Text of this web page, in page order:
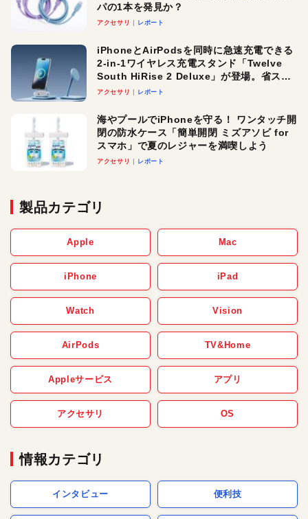
パの1本を発見か？
アクセサリ レポート
iPhoneとAirPodsを同時に急速充電できる
2-in-1ワイヤレス充電スタンド「Twelve
South HiRise 2 Deluxe」が登場。省スペ
ースでおしゃれに充電したい人にオスス
アクセサリ レポート
海やプールでiPhoneを守る！ ワンタッチ開
閉の防水ケース「簡単開閉 ミズアソビ for
スマホ」で夏のレジャーを満喫しよう
アクセサリ レポート
製品カテゴリ
Apple Mac
iPhone iPad
Watch Vision
AirPods TV&Home
Appleサービス アプリ
アクセサリ OS
情報カテゴリ
インタビュー 便利技